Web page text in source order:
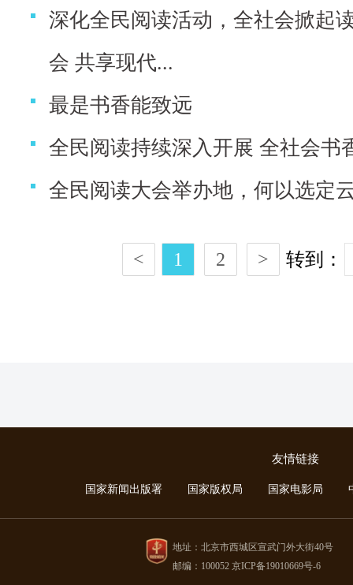
深化全民阅读活动，全社会掀
会 共享现代...
最是书香能致远
全民阅读持续深入开展 全社会书
全民阅读大会举办地，何以选定
< 1 2 > 转到：
友情链接
国家新闻出版署 国家版权局 国家电影局
地址：北京市西城区宣武门外大街40号
邮编：100052 京ICP备19010669号-6